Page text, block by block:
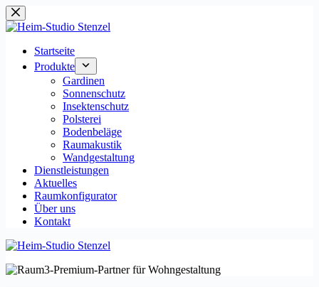
Zum
Inhalt
Startseite
Produkte
Gardinen
Sonnenschutz
Insektenschutz
Polsterei
Bodenbeläge
Raumakustik
Wandgestaltung
Dienstleistungen
Aktuelles
Raumkonfigurator
Über uns
Kontakt